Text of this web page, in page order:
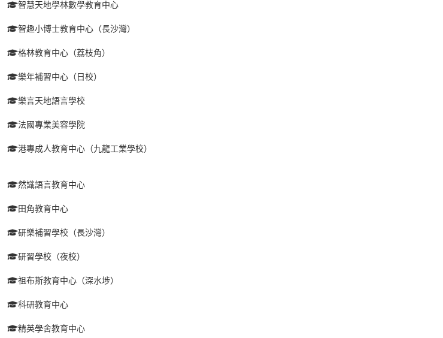
智慧天地學林數學教育中心
智趣小博士教育中心（長沙灣）
格林教育中心（荔枝角）
樂年補習中心（日校）
樂言天地語言學校
法國專業美容學院
港專成人教育中心（九龍工業學校）
然識語言教育中心
田角教育中心
研樂補習學校（長沙灣）
研習學校（夜校）
祖布斯教育中心（深水埗）
科研教育中心
精英學舍教育中心